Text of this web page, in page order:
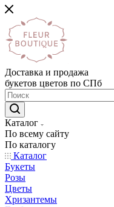
Доставка и продажа
букетов цветов по СПб
Каталог
По всему сайту
По каталогу
Каталог
Букеты
Розы
Цветы
Хризантемы